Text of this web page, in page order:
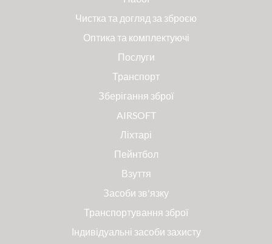
Чистка та догляд за зброєю
Оптика та комплектуючі
Послуги
Транспорт
Зберігання зброї
AIRSOFT
Ліхтарі
Пейнтбол
Взуття
Засоби зв'язку
Транспортування зброї
Індивідуальні засоби захисту